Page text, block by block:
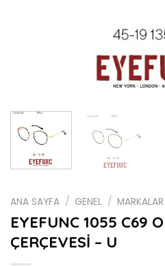
ANA SAYFA / GENEL / MARKALAR
EYEFUNC 1055 C69
ÇERÇEVESİ – U